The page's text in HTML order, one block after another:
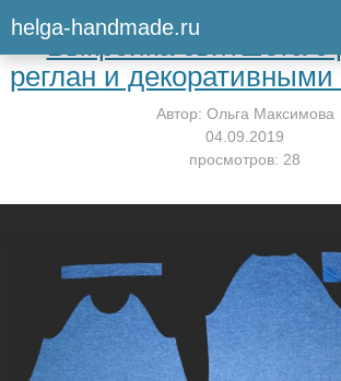
helga-handmade.ruВернуться к мастер-
Выкройка свитшота с
реглан и
Автор: Ольга Максимова
04.09.2019
просмотров: 28